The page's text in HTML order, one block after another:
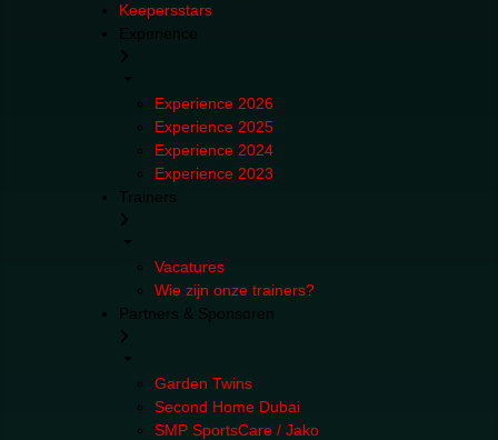
Keepersstars
Experience 2026
Experience 2025
Experience 2024
Experience 2023
Trainers
Vacatures
Wie zijn onze trainers?
Partners & Sponsoren
Garden Twins
Second Home Dubai
SMP SportsCare / Jako